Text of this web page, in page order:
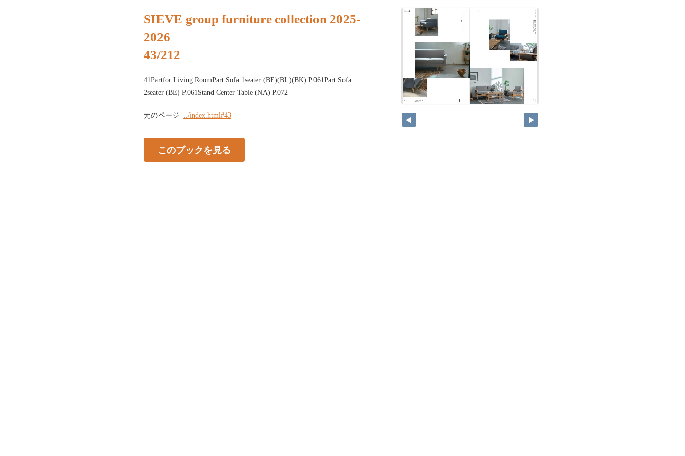
SIEVE group furniture collection 2025-
2026
43/212
41Partfor Living RoomPart Sofa 1seater (BE)(BL)(BK) P.061Part Sofa
2seater (BE) P.061Stand Center Table (NA) P.072
元のページ ../index.html#43
このブックを見る